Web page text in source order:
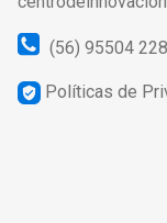
(56) 95504
verified_user Políticas de